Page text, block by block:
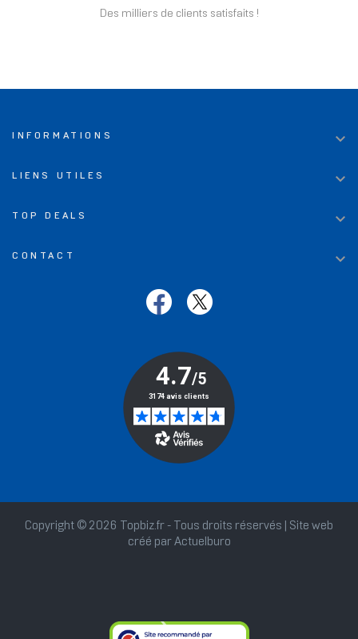
Des milliers de clients satisfaits !
INFORMATIONS 
LIENS UTILES 
TOP DEALS 
CONTACT 
Copyright © 2026 Topbiz.fr - Tous droits réservés | Site web
créé par Actuelburo